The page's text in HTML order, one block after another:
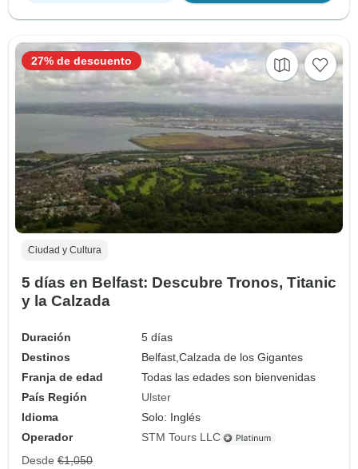
Ciudad y Cultura
5 días en Belfast: Descubre Tronos, Titanic
y la Calzada
Duración
5 días
Destinos
Belfast,Calzada de los Gigantes
Franja de edad
Todas las edades son bienvenidas
País Región
Ulster
Idioma
Solo: Inglés
Operador
STM Tours LLC
27% de descuento
Desde €1,050